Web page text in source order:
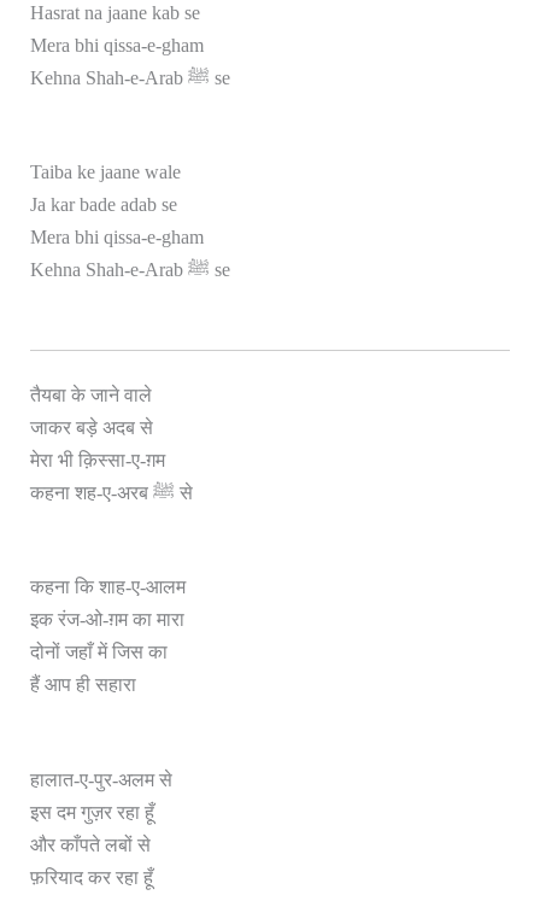
Hasrat na jaane kab se
Mera bhi qissa-e-gham
Kehna Shah-e-Arab ﷺ se
Taiba ke jaane wale
Ja kar bade adab se
Mera bhi qissa-e-gham
Kehna Shah-e-Arab ﷺ se
तैयबा के जाने वाले
जाकर बड़े अदब से
मेरा भी क़िस्सा-ए-ग़म
कहना शह-ए-अरब ﷺ से
कहना कि शाह-ए-आलम
इक रंज-ओ-ग़म का मारा
दोनों जहाँ में जिस का
हैं आप ही सहारा
हालात-ए-पुर-अलम से
इस दम गुज़र रहा हूँ
और काँपते लबों से
फ़रियाद कर रहा हूँ